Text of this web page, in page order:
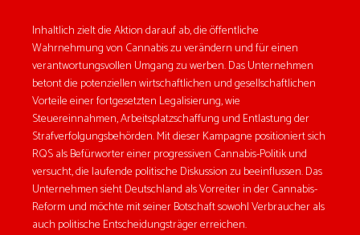
Inhaltlich zielt die Aktion darauf ab, die öffentliche
Wahrnehmung von Cannabis zu verändern und für einen
verantwortungsvollen Umgang zu werben. Das Unternehmen
betont die potenziellen wirtschaftlichen und gesellschaftlichen
Vorteile einer fortgesetzten Legalisierung, wie
Steuereinnahmen, Arbeitsplatzschaffung und Entlastung der
Strafverfolgungsbehörden. Mit dieser Kampagne positioniert sich
RQS als Befürworter einer progressiven Cannabis-Politik und
versucht, die laufende politische Diskussion zu beeinflussen. Das
Unternehmen sieht Deutschland als Vorreiter in der Cannabis-
Reform und möchte mit seiner Botschaft sowohl Verbraucher als
auch politische Entscheidungsträger erreichen.